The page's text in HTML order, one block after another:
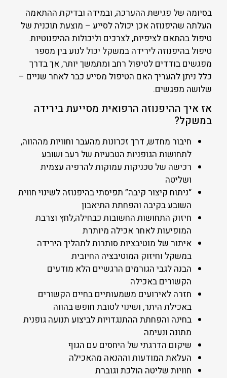
בסיומה של פגישת ההערכה, ובמידה ובדיקת ההתאמה
העלתה שהיפנוזה אכן יכולה לסייע – מוצעת תוכנית של
טיפול בהתאם לציפיות, לצרכים וליכולות ההיפנוטיות.
טיפול בהיפנוזה לירידה במשקל יכול לנוע בין מספר
מפגשים בודדים לטיפול רחב ומתמשך יותר, אך בדרך
כלל ניתן להעריך האם הטיפול מסייע כבר לאחר שניים –
שלושה מפגשים.
אז איך ההיפנוזה הרפואית מסייעת בירידה
במשקל?
חיבור מחדש, דרך זכרונות מהעבר וחוויות מההווה,
לתחושות הגופניות הטבעיות של רעב ושובע
רכישה של טכניקות עמוקות להרפיה עצמית
ושליטה
“ניתוח קיצור קיבה” תפיסתי בהיפנוזה לשינוי חווית
השובע בקיבה והפחתת התיאבון
חיזוק התחושות החשובות כבחילה,לחץ וצרבת
המופיעות לאחר אכילה מיותרת
איתור של מוטיבציות סותרות לתהליך הירידה
במשקל וחיזוק המוטיבציה החיובית
הבנה לגבי הגורמים הרגשיים הלא מודעים
הקשורים באכילה
חזרה לאירועים משמעותיים בחיים הקשורים
באכילת היתר, ושינוי לטובת חופש בהווה
בחינה והפחתת ההתנגדויות לביצוע תנועה גופנית
מתונה ונעימה
שיקום הדרגתי של היחסים עם הגוף
העלאת המודעות וההנאה מהאכילה
חוויות שליטה הולכת וגוברת